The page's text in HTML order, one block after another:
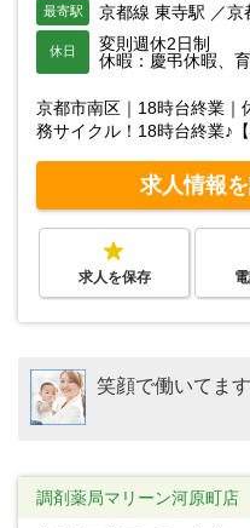
最寄駅 京都線 東寺駅 ／京
休日
変則週休2日制
休暇：慶弔休暇、
京都市南区｜18時台終業｜
務サイクル！18時台終業♪【
求人情報
求人を保存
笑顔で働いてま
調剤薬局マリーン河原町店